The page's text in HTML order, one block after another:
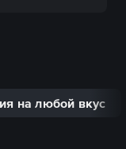
на любой вкус